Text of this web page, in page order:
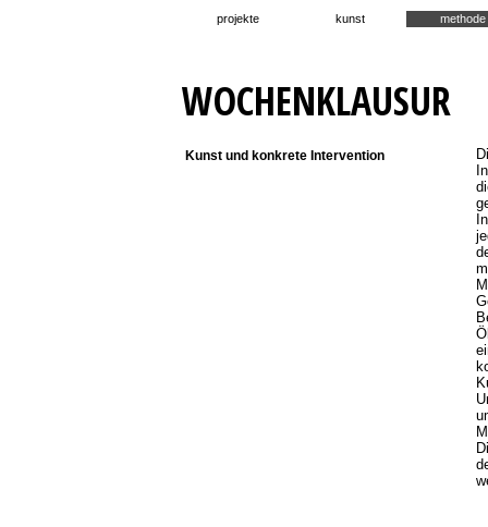
projekte kunst methode
WOCHENKLAUSUR
Kunst und konkrete Intervention